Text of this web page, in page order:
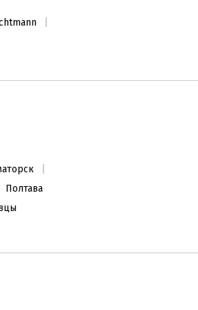
пр.) с
Полтава